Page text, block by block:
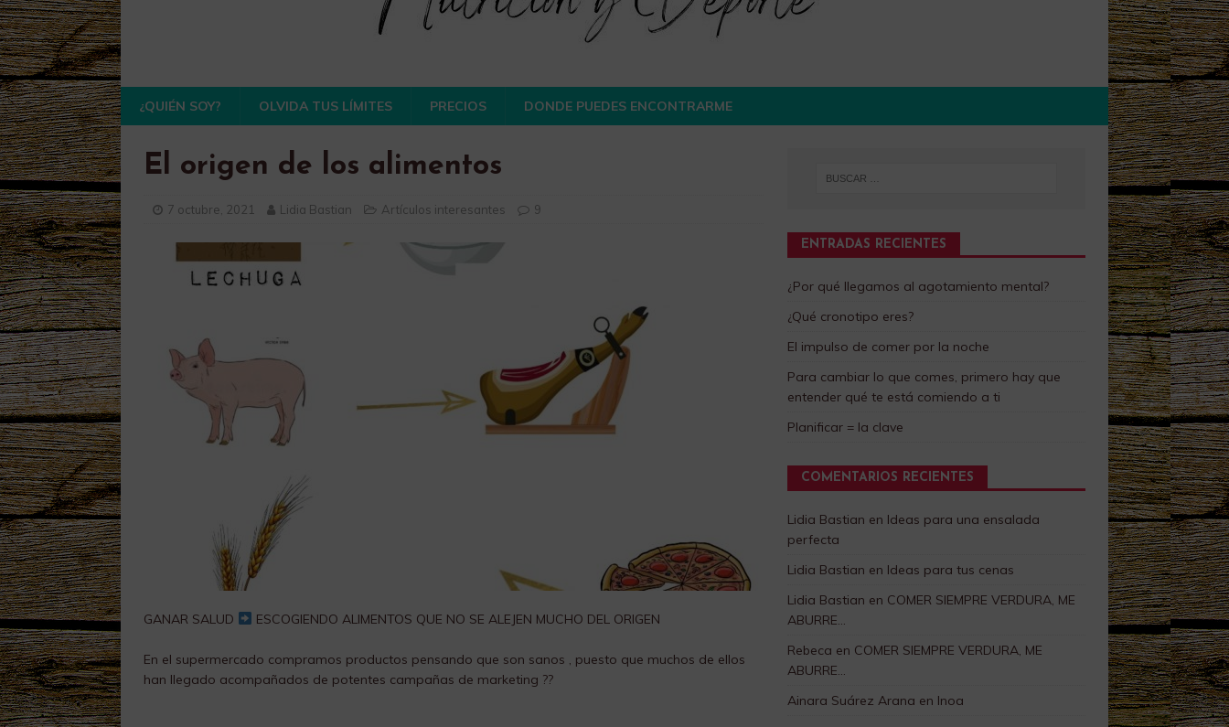
¿QUIÉN SOY? OLVIDA TUS LÍMITES PRECIOS DONDE PUEDES ENCONTRARME
El origen de los alimentos
7 octubre, 2021 Lidia Bastian Artículos interesantes 9
GANAR SALUD ESCOGIENDO ALIMENTOS QUE NO SE ALEJEN MUCHO DEL ORIGEN
En el supermercado compramos productos pensando que son sanos , puesto que muchos de ellos
han llegado acompañados de potentes campañas de marketing ??
ENTRADAS RECIENTES
¿Por qué llegamos al agotamiento mental?
¿Qué cronotipo eres?
El impulso de comer por la noche
Para cambiar lo que comes, primero hay que
entender qué te está comiendo a ti
Planificar = la clave
COMENTARIOS RECIENTES
Lidia Bastian en Ideas para una ensalada
perfecta
Lidia Bastian en Ideas para tus cenas
Lidia Bastian en COMER SIEMPRE VERDURA, ME
ABURRE…
Rebeca en COMER SIEMPRE VERDURA, ME
ABURRE…
Ainara Suárez Arana en Inoa